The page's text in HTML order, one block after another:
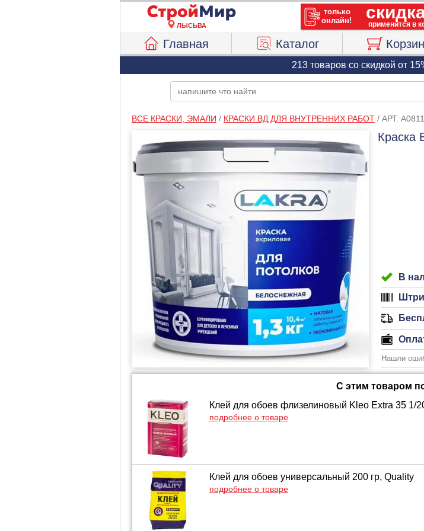
ЛЫСЬВА
Главная Каталог
213 товаров со скидкой от
ВСЕ КРАСКИ, ЭМАЛИ / КРАСКИ ВД ДЛЯ ВНУТРЕННИХ РАБОТ/ АРТ.
Краска
В
Нашли
С этим товаром
Клей для обоев флизелиновый Kleo Extra 35 1/
подробнее о товаре
Клей для обоев универсальный 200 гр, Quality
подробнее о товаре